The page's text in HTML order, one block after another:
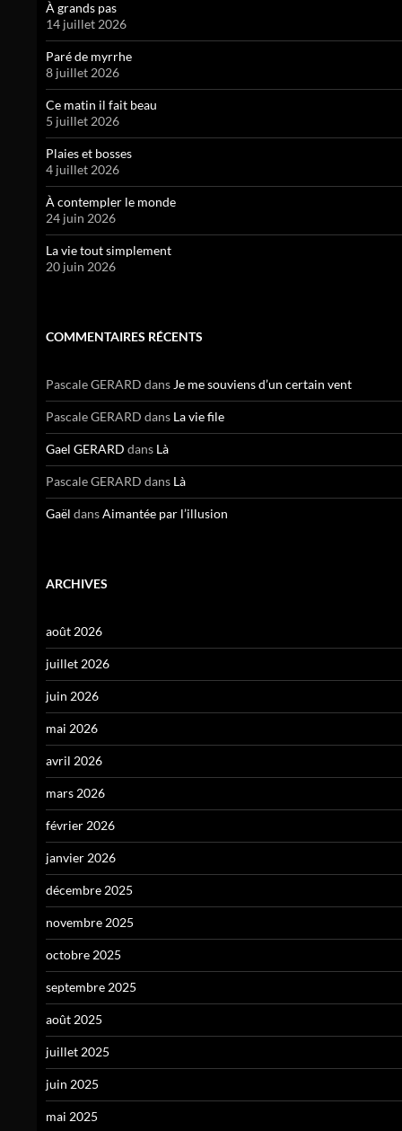
À grands pas
14 juillet 2026
Paré de myrrhe
8 juillet 2026
Ce matin il fait beau
5 juillet 2026
Plaies et bosses
4 juillet 2026
À contempler le monde
24 juin 2026
La vie tout simplement
20 juin 2026
COMMENTAIRES RÉCENTS
Pascale GERARD dansJe me souviens d’un certain vent
Pascale GERARD dans La vie file
Gael GERARD dans Là
Pascale GERARD dans Là
Gaël dansAimantée par l’illusion
ARCHIVES
août 2026
juillet 2026
juin 2026
mai 2026
avril 2026
mars 2026
février 2026
janvier 2026
décembre 2025
novembre 2025
octobre 2025
septembre 2025
août 2025
juillet 2025
juin 2025
mai 2025